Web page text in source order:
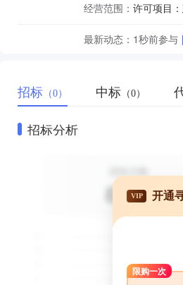
经营范围：
最新动态： 1秒前参与
招标 （0） 中标 （0）
招标分析
VIP 开通
限购一次